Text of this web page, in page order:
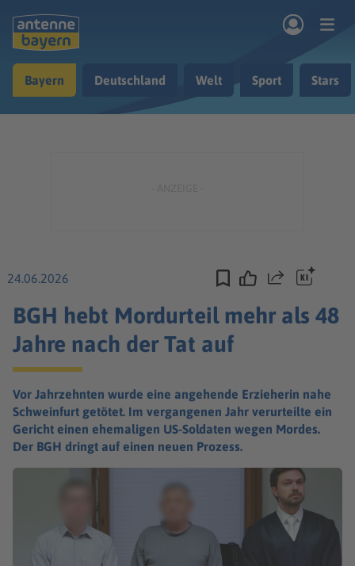
Musik & Radio
Bayern Deutschland Welt Sport Stars
24.06.2026 Teilen
BGH hebt Mordurteil mehr als 48
Jahre nach der Tat auf
Vor Jahrzehnten wurde eine angehende Erzieherin nahe
Schweinfurt getötet. Im vergangenen Jahr verurteilte ein
Gericht einen ehemaligen US-Soldaten wegen Mordes.
Der BGH dringt auf einen neuen Prozess.